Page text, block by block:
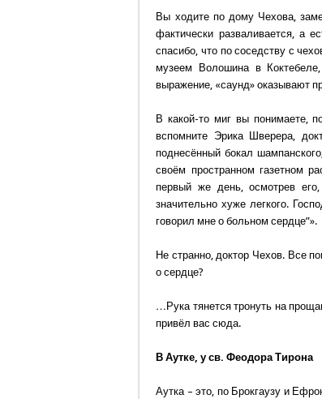
Вы ходите по дому Чехова,
фактически разваливается, а
спасибо, что по соседству с
музеем Волошина в
выражение, «саунд» оказывают
В какой-то миг вы понимаете,
вспомните Эрика Шверера,
поднесённый бокал
своём пространном газетном
первый же день, осмотрев
значительно хуже легкого.
говорил мне о больном сердце”».
Не странно, доктор Чехов. Все
о сердце?
…Рука тянется тронуть на
привёл вас сюда.
В Аутке, у св. Феодора Тирона
Аутка – это, по Брокгаузу и